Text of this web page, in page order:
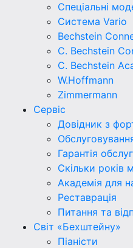
Спеціальні
Система Vario
Bechstein
C. Bechstein
C. Bechstein
W.Hoffmann
Zimmermann
Сервіс
Довідник з
Гарантія
Скільки років
Академія для
Реставрація
Питання та
Світ «Бехштейну»
Піаністи